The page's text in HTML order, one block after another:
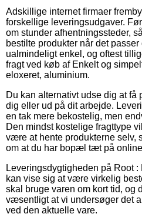
Adskillige internet firmaer
forskellige leveringsudgaver.
om stunder afhentningssteder,
bestilte produkter når det
ualmindeligt enkel, og oftest
fragt ved køb af Enkelt og
eloxeret, aluminium.
Du kan alternativt udse dig at få
dig eller ud på dit arbejde.
en tak mere bekostelig, men
Den mindst kostelige fragttype
være at hente produkterne selv,
om at du har bopæl tæt på
Leveringsdygtigheden på Root
kan vise sig at være virkelig
skal bruge varen om kort tid, og
væsentligt at vi undersøger det
ved den aktuelle vare.